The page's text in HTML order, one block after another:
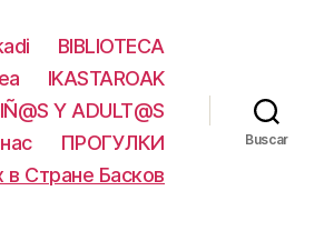
BIBLIOTECA
IKASTAROAK
Y ADULT@S
ПРОГУЛКИ
Стране Басков
Buscar